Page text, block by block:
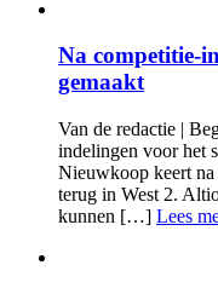
Na competitie-
gemaakt
Van de redactie |
indelingen voor het
Nieuwkoop keert na
terug in West 2.
kunnen […] Lees